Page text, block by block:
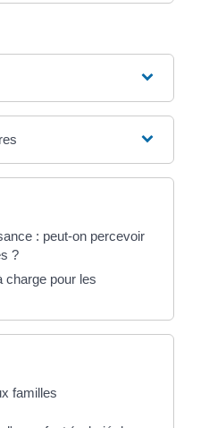
: peut-on percevoir
?
charge pour les
familles